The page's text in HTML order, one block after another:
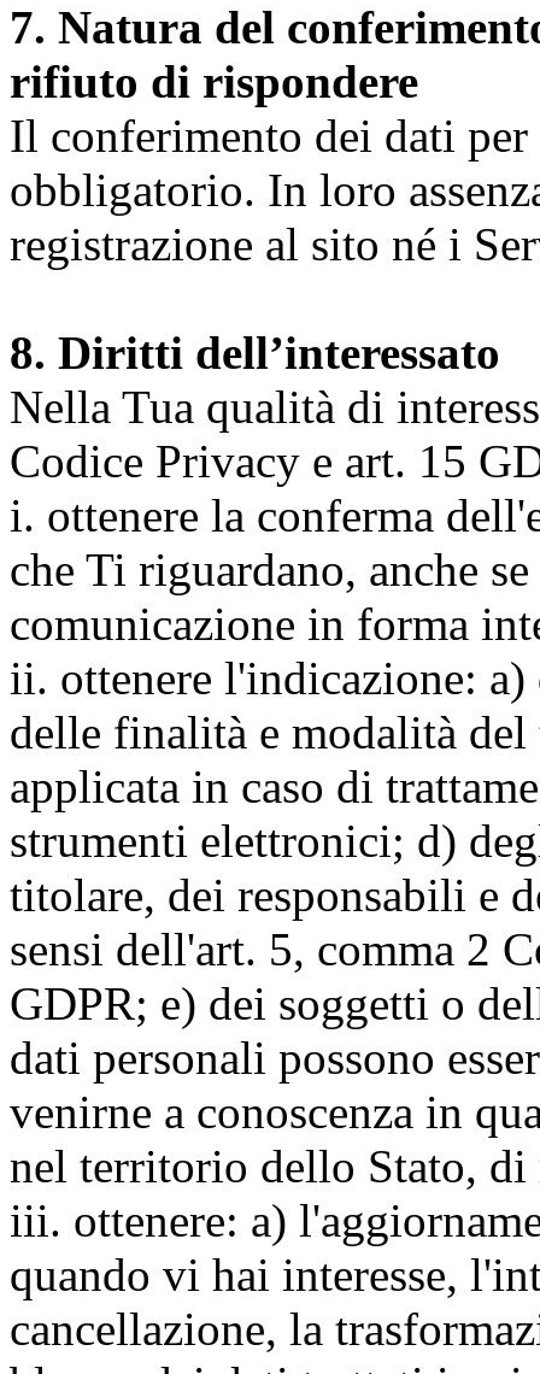
7. Natura del
rifiuto di rispondere
Il conferimento dei dati
obbligatorio. In loro
registrazione al sito né i
8. Diritti dell’interessato
Nella Tua qualità di
Codice Privacy e art. 15
i. ottenere la conferma
che Ti riguardano, anche
comunicazione in forma
ii. ottenere l'indicazione:
delle finalità e modalità
applicata in caso di
strumenti elettronici; d)
titolare, dei responsabili e
sensi dell'art. 5, comma 2
GDPR; e) dei soggetti o
dati personali possono
venirne a conoscenza in
nel territorio dello Stato,
iii. ottenere: a)
quando vi hai interesse,
cancellazione, la